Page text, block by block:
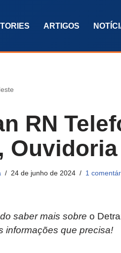
ARTIGOS
RN
24 de junho de 2024 1
saber mais sobre o
informações que precisa!